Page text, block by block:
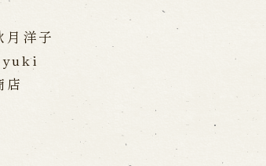
洋子
店